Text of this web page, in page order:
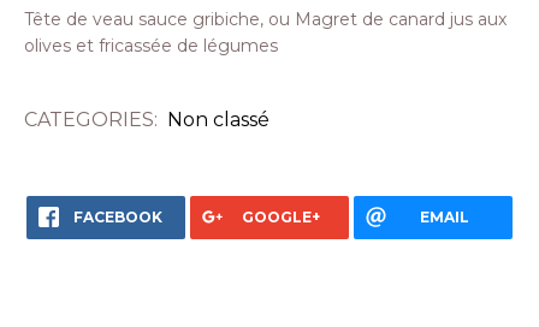
Tête de veau sauce gribiche, ou Magret de canard jus aux
olives et fricassée de légumes
CATEGORIES: Non classé
FACEBOOK GOOGLE+ EMAIL